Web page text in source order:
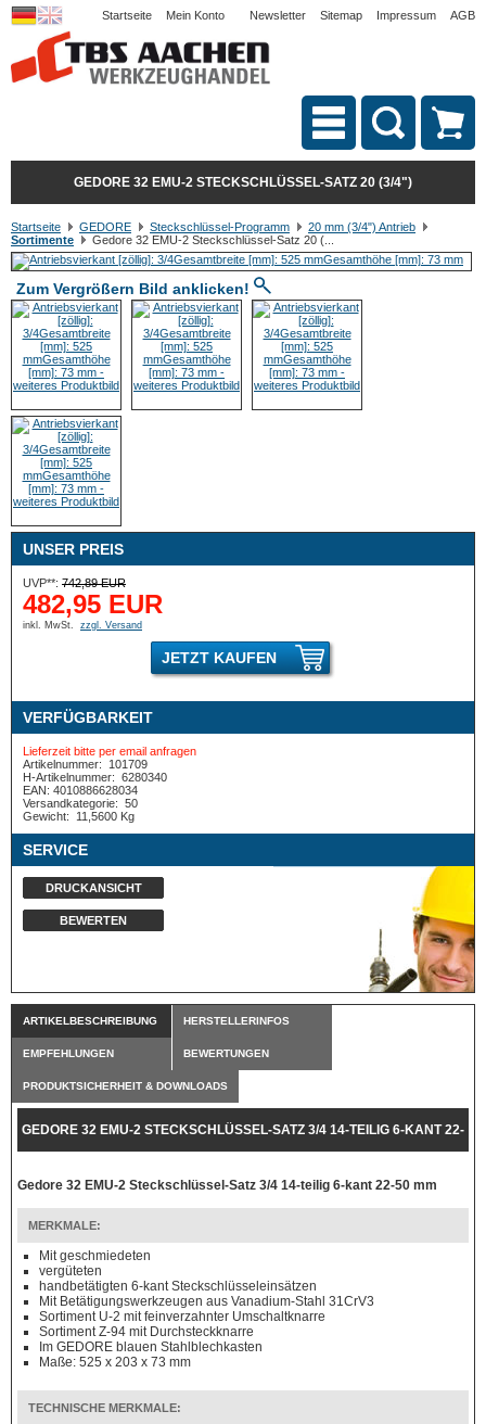
Startseite Mein Konto Newsletter Sitemap Impressum AGB
GEDORE 32 EMU-2 STECKSCHLÜSSEL-SATZ 20 (3/4")
Startseite GEDORE Steckschlüssel-Programm
20 mm (3/4") Antrieb
Sortimente
Gedore 32 EMU-2 Steckschlüssel-Satz 20 (...
Zum Vergrößern Bild anklicken!
UNSER PREIS
UVP**: 742,89 EUR
482,95 EUR
inkl. MwSt. zzgl. Versand
JETZT KAUFEN
VERFÜGBARKEIT
Lieferzeit bitte per email anfragen
Artikelnummer:
101709
H-Artikelnummer: 6280340
EAN: 4010886628034
Versandkategorie: 50
Gewicht:
11,5600 Kg
SERVICE
DRUCKANSICHT
BEWERTEN
ARTIKELBESCHREIBUNG HERSTELLERINFOS
EMPFEHLUNGEN BEWERTUNGEN
PRODUKTSICHERHEIT & DOWNLOADS
GEDORE 32 EMU-2 STECKSCHLÜSSEL-SATZ 3/4 14-TEILIG 6-KANT 22-
Gedore 32 EMU-2 Steckschlüssel-Satz 3/4 14-teilig 6-kant 22-50 mm
MERKMALE:
Mit geschmiedeten
vergüteten
handbetätigten 6-kant Steckschlüsseleinsätzen
Mit Betätigungswerkzeugen aus Vanadium-Stahl 31CrV3
Sortiment U-2 mit feinverzahnter Umschaltknarre
Sortiment Z-94 mit Durchsteckknarre
Im GEDORE blauen Stahlblechkasten
Maße: 525 x 203 x 73 mm
TECHNISCHE MERKMALE: